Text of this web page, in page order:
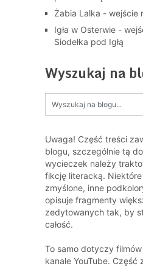
Żabia Lalka - wejście
Igła w Osterwie -
Siodełka pod Igłą
Wyszukaj na
Uwaga! Część treści
blogu, szczególnie tą
wycieczek należy
fikcję literacką. Niektóre
zmyślone, inne
opisuje fragmenty
zedytowanych tak, by
całość.
To samo dotyczy
kanale YouTube. Część